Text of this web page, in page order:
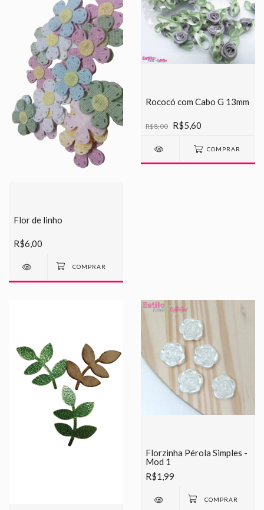
Flor de linho
R$6,00
Rococó com Cabo G 13mm
R$8,00 R$5,60
COMPRAR
Florzinha Pérola Simples -
Mod 1
R$1,99